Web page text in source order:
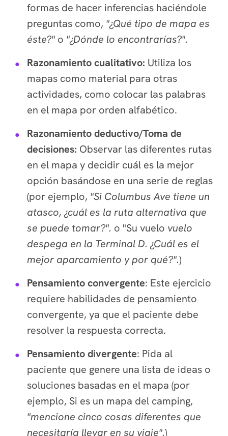
formas de hacer inferencias haciéndole
preguntas como, "¿Qué tipo de mapa es
éste?" o "¿Dónde lo encontrarías?".
Razonamiento cualitativo: Utiliza los
mapas como material para otras
actividades, como colocar las palabras
en el mapa por orden alfabético.
Razonamiento deductivo/Toma de
decisiones: Observar las diferentes rutas
en el mapa y decidir cuál es la mejor
opción basándose en una serie de reglas
(por ejemplo, "Si Columbus Ave tiene un
atasco, ¿cuál es la ruta alternativa que
se puede tomar?". o "Su vuelo vuelo
despega en la Terminal D. ¿Cuál es el
mejor aparcamiento y por qué?".)
Pensamiento convergente: Este ejercicio
requiere habilidades de pensamiento
convergente, ya que el paciente debe
resolver la respuesta correcta.
Pensamiento divergente: Pida al
paciente que genere una lista de ideas o
soluciones basadas en el mapa (por
ejemplo, Si es un mapa del camping,
"mencione cinco cosas diferentes que
necesitaría llevar en su viaje".)